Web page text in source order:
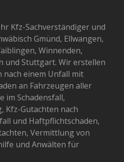
Kfz-Sachverständiger und
Gmünd, Ellwangen,
Winnenden,
und Stuttgart. Wir erstellen
nach einem Unfall mit
an Fahrzeugen aller
im Schadensfall,
Kfz-Gutachten nach
und Haftpflichtschaden,
Vermittlung von
und Anwälten für